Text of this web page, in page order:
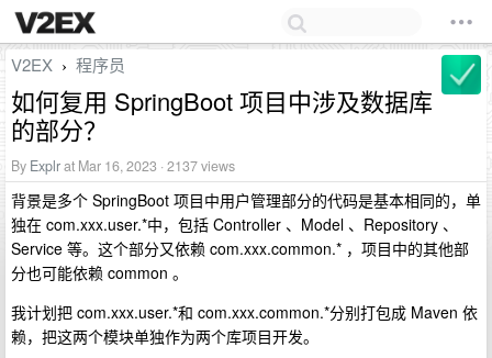
V2EX › 程序员
如何复用 SpringBoot 项目中涉及数据库
的部分？
By Explrat Mar 16, 2023 · 2137 views
背景是多个 SpringBoot 项目中用户管理部分的代码是基本相同的，单
独在 com.xxx.user.*中，包括 Controller 、Model 、Repository 、
Service 等。这个部分又依赖 com.xxx.common.* ，项目中的其他部
分也可能依赖 common 。
我计划把 com.xxx.user.*和 com.xxx.common.*分别打包成 Maven 依
赖，把这两个模块单独作为两个库项目开发。